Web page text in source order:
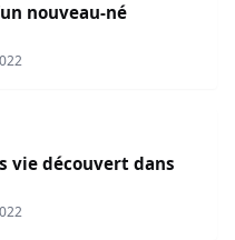
nouveau-né
vie découvert dans